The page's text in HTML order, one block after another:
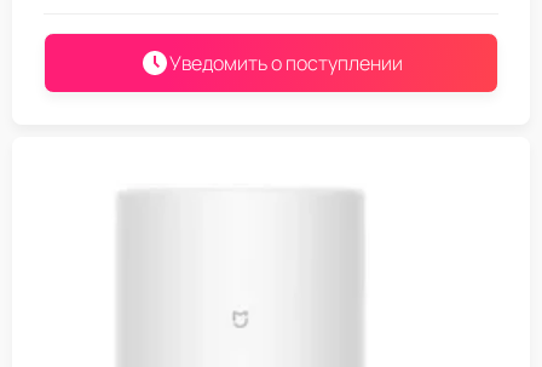
Уведомить о поступлении